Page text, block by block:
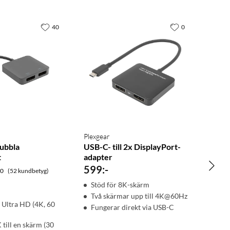
(52 kundbetyg)
HD (4K, 60
till en skärm (30
40
Plexgear
USB-C- till 2x DisplayPort-
adapter
599:-
Stöd för 8K-skärm
Två skärmar upp till 4K@60Hz
Fungerar direkt via USB-C
0